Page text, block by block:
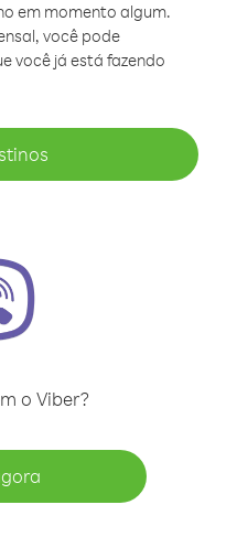
em momento algum.
você pode
você já está fazendo
o Viber?